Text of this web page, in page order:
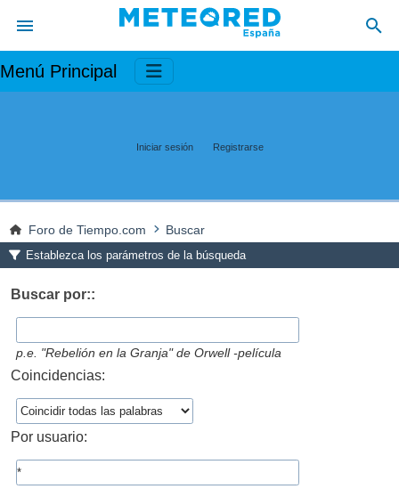
Menú Principal
Iniciar sesión Registrarse
Foro de Tiempo.com Buscar
Establezca los parámetros de la búsqueda
Buscar por::
p.e. "Rebelión en la Granja" de Orwell -película
Coincidencias:
Por usuario: